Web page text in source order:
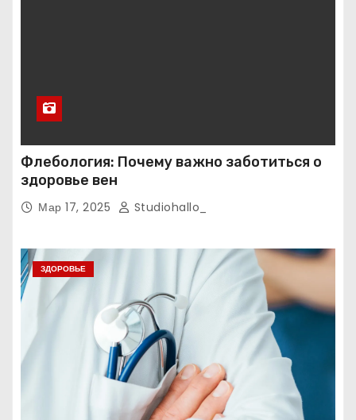
Флебология: Почему важно заботиться о
здоровье вен
Мар 17, 2025 Studiohallo_
ЗДОРОВЬЕ